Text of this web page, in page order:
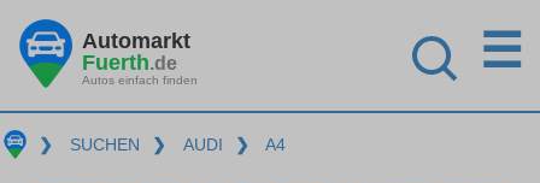
Automarkt
Fuerth.de
Autos einfach finden
☰
❯ SUCHEN ❯ AUDI ❯ A4